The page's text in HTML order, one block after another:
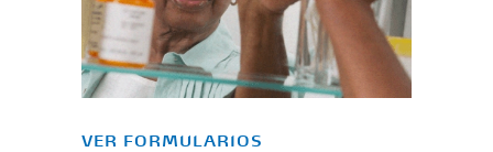
VER FORMULARIOS